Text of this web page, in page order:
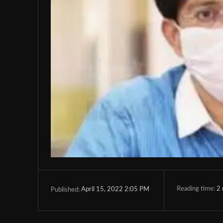
Published: April 15, 2022 2:05 PM Reading time: 2